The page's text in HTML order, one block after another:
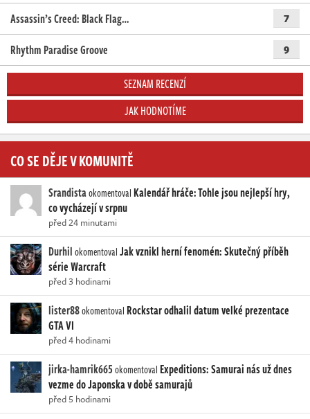
Assassin’s Creed: Black Flag… 7
Rhythm Paradise Groove 9
SEZNAM RECENZÍ
JAK HODNOTÍME
CO SE DĚJE V KOMUNITĚ
Srandistaokomentoval Kalendář hráče: Tohle jsou nejlepší hry,
co vycházejí v srpnu
před 24 minutami
DurhilokomentovalJak vznikl herní fenomén: Skutečný příběh
série Warcraft
před 3 hodinami
lister88okomentoval Rockstar odhalil datum velké prezentace
GTA VI
před 4 hodinami
jirka-hamrik665okomentoval Expeditions: Samurai nás už dnes
vezme do Japonska v době samurajů
před 5 hodinami